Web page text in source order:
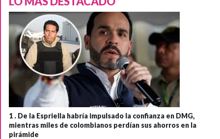
1 . De la Espriella habría impulsado la confianza en DMG,
mientras miles de colombianos perdían sus ahorros en la
pirámide